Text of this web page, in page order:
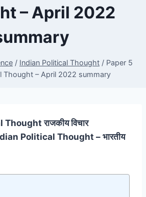
– April 2022
/ Indian Political Thought / Paper 5
Thought – April 2022 summary
राजकीय विचार
Political Thought – भारतीय